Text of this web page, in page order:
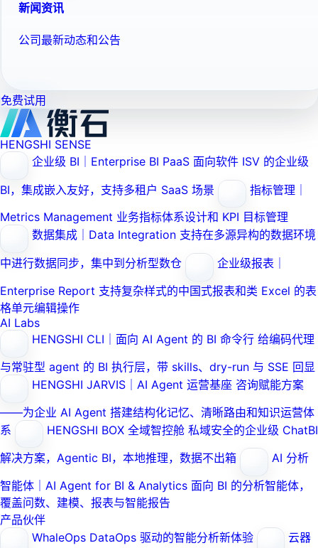
新闻资讯
公司最新动态和公告
免费试用
HENGSHI SENSE
企业级 BI｜Enterprise BI PaaS 面向软件 ISV 的企业级
BI，集成嵌入友好，支持多租户 SaaS 场景
指标管理｜
Metrics Management 业务指标体系设计和 KPI 目标管理
数据集成｜Data Integration 支持在多源异构的数据环境
中进行数据同步，集中到分析型数仓
企业级报表｜
Enterprise Report 支持复杂样式的中国式报表和类 Excel 的表
格单元编辑操作
AI Labs
HENGSHI CLI｜面向 AI Agent 的 BI 命令行 给编码代理
与常驻型 agent 的 BI 执行层，带 skills、dry-run 与 SSE 回显
HENGSHI JARVIS｜AI Agent 运营基座 咨询赋能方案
——为企业 AI Agent 搭建结构化记忆、清晰路由和知识运营体
系
HENGSHI BOX 全域智控舱 私域安全的企业级 ChatBI
解决方案，Agentic BI，本地推理，数据不出箱
AI 分析
智能体｜AI Agent for BI & Analytics 面向 BI 的分析智能体，
覆盖问数、建模、报表与智能报告
产品伙伴
WhaleOps DataOps 驱动的智能分析新体验
云器